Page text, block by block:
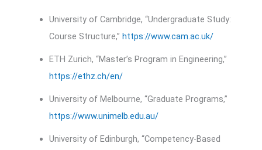
University of Cambridge, “Undergraduate Study:
Course Structure,” https://www.cam.ac.uk/
ETH Zurich, “Master’s Program in Engineering,”
https://ethz.ch/en/
University of Melbourne, “Graduate Programs,”
https://www.unimelb.edu.au/
University of Edinburgh, “Competency-Based